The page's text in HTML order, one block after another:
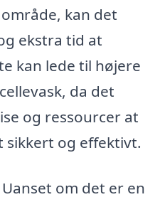
kan det
ekstra tid at
kan lede til højere
da det
og ressourcer at
sikkert og effektivt.
Uanset om det er en